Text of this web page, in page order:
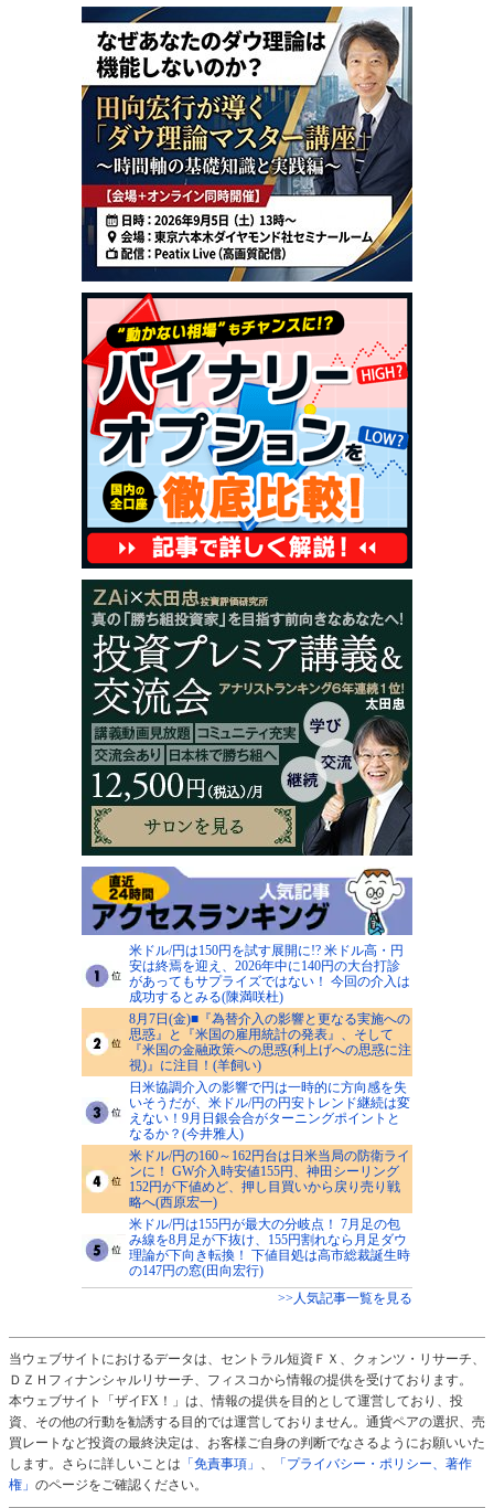
米ドル/円は150円を試す展開に!? 米ドル高・円
安は終焉を迎え、2026年中に140円の大台打診
があってもサプライズではない！ 今回の介入は
成功するとみる(陳満咲杜)
8月7日(金)■『為替介入の影響と更なる実施への
思惑』と『米国の雇用統計の発表』、そして
『米国の金融政策への思惑(利上げへの思惑に注
視)』に注目！(羊飼い)
日米協調介入の影響で円は一時的に方向感を失
いそうだが、米ドル/円の円安トレンド継続は変
えない！9月日銀会合がターニングポイントと
なるか？(今井雅人)
米ドル/円の160～162円台は日米当局の防衛ライ
ンに！ GW介入時安値155円、神田シーリング
152円が下値めど、押し目買いから戻り売り戦
略へ(西原宏一)
米ドル/円は155円が最大の分岐点！ 7月足の包
み線を8月足が下抜け、155円割れなら月足ダウ
理論が下向き転換！ 下値目処は高市総裁誕生時
の147円の窓(田向宏行)
>>人気記事一覧を見る
当ウェブサイトにおけるデータは、セントラル短資ＦＸ、クォンツ・リサーチ、
ＤＺＨフィナンシャルリサーチ、フィスコから情報の提供を受けております。
本ウェブサイト「ザイFX！」は、情報の提供を目的として運営しており、投
資、その他の行動を勧誘する目的では運営しておりません。通貨ペアの選択、売
買レートなど投資の最終決定は、お客様ご自身の判断でなさるようにお願いいた
します。さらに詳しいことは 「免責事項」 、
「プライバシー・ポリシー、著作
権」 のページをご確認ください。